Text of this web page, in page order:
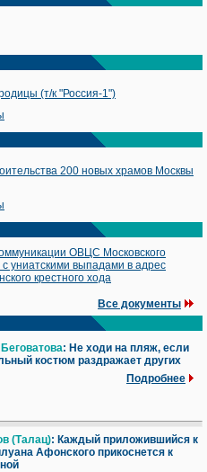
(т/к "Россия-1")
200 новых храмов Москвы
ОВЦС Московского
с униатскими выпадами в адрес
крестного хода
Все документы
: Не ходи на пляж, если
костюм раздражает других
Подробнее
(Талац): Каждый приложившийся к
Афонского прикоснется к